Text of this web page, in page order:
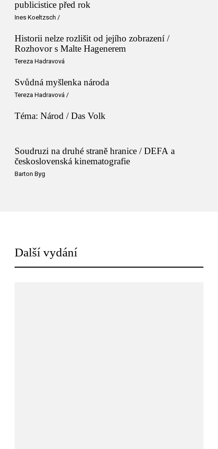
publicistice před rok
Ines Koeltzsch /
Historii nelze rozlišit od jejího zobrazení /
Rozhovor s Malte Hagenerem
Tereza Hadravová
Svůdná myšlenka národa
Tereza Hadravová /
Téma: Národ / Das Volk
Soudruzi na druhé straně hranice / DEFA a
československá kinematografie
Barton Byg
Další vydání